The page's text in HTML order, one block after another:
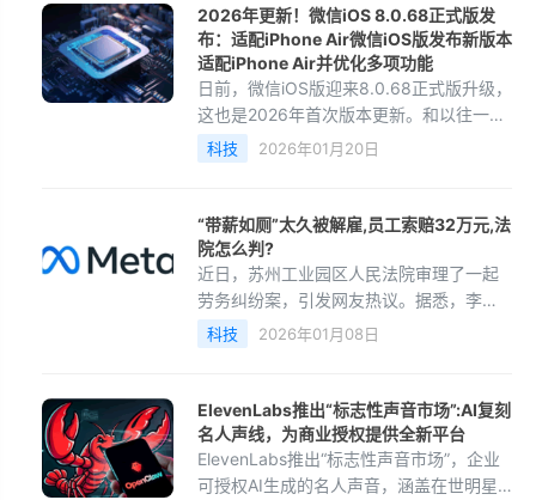
2026年更新！微信iOS 8.0.68正式版发
布：适配iPhone Air微信iOS版发布新版本
适配iPhone Air并优化多项功能
日前，微信iOS版迎来8.0.68正式版升级，
这也是2026年首次版本更新。和以往一
样，官方更新日志依旧简短，仅显示解决
了一些已知问题”。不过据用户反馈，本次
科技 2026年01月20日
“带薪如厕”太久被解雇,员工索赔32万元,法
院怎么判?
近日，苏州工业园区人民法院审理了一起
劳务纠纷案，引发网友热议。据悉，李某
在苏州一家公司担任工程师，2014年双方
签订无固定期限劳动合同，并签收确认
科技 2026年01月08日
ElevenLabs推出“标志性声音市场”:AI复刻
名人声线，为商业授权提供全新平台
ElevenLabs推出“标志性声音市场”，企业
可授权AI生成的名人声音，涵盖在世明星